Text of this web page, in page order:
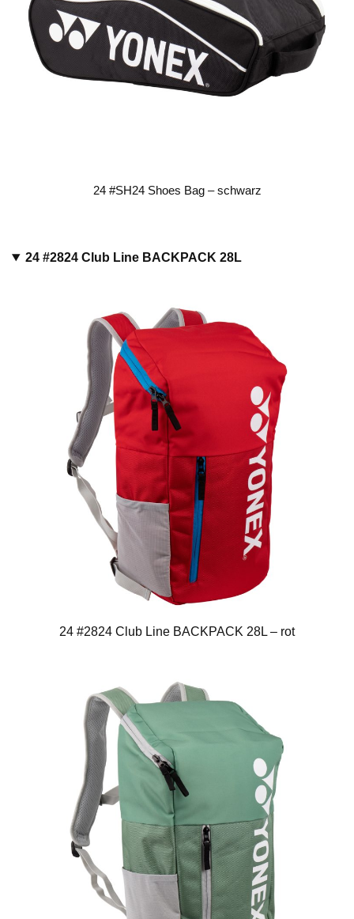
24 #SH24 Shoes Bag – schwarz
24 #2824 Club Line BACKPACK 28L
24 #2824 Club Line BACKPACK 28L – rot